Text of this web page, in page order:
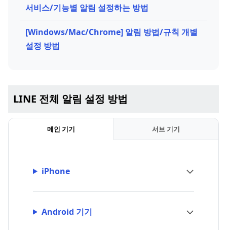
서비스/기능별 알림 설정하는 방법
[Windows/Mac/Chrome] 알림 방법/규칙 개별
설정 방법
LINE 전체 알림 설정 방법
메인 기기 서브 기기
iPhone
Android 기기